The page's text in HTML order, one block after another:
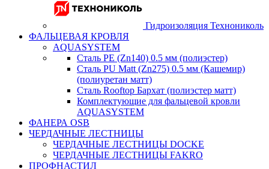
Гидроизоляция Технониколь
ФАЛЬЦЕВАЯ КРОВЛЯ
AQUASYSTEM
Сталь PE (Zn140) 0.5 мм (полиэстер)
Сталь PU Matt (Zn275) 0.5 мм (Кашемир)
(полиуретан матт)
Сталь Rooftop Бархат (полиэстер матт)
Комплектующие для фальцевой кровли
AQUASYSTEM
ФАНЕРА OSB
ЧЕРДАЧНЫЕ ЛЕСТНИЦЫ
ЧЕРДАЧНЫЕ ЛЕСТНИЦЫ DOCKE
ЧЕРДАЧНЫЕ ЛЕСТНИЦЫ FAKRO
ПРОФНАСТИЛ